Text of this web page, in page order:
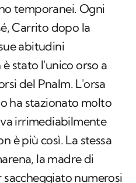
temporanei. Ogni
Carrito dopo la
abitudini
stato l'unico orso a
del Pnalm. L'orsa
ha stazionato molto
irrimediabilmente
è più così. La stessa
la madre di
numerosi